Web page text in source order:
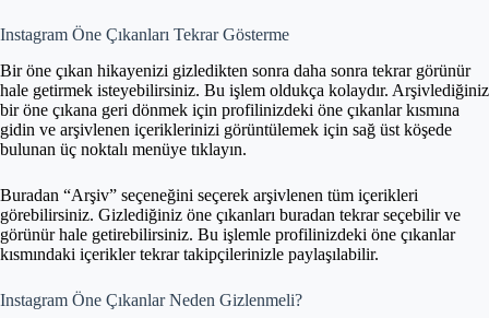
Instagram Öne Çıkanları Tekrar Gösterme
Bir öne çıkan hikayenizi gizledikten sonra daha sonra tekrar görünür
hale getirmek isteyebilirsiniz. Bu işlem oldukça kolaydır. Arşivlediğiniz
bir öne çıkana geri dönmek için profilinizdeki öne çıkanlar kısmına
gidin ve arşivlenen içeriklerinizi görüntülemek için sağ üst köşede
bulunan üç noktalı menüye tıklayın.
Buradan “Arşiv” seçeneğini seçerek arşivlenen tüm içerikleri
görebilirsiniz. Gizlediğiniz öne çıkanları buradan tekrar seçebilir ve
görünür hale getirebilirsiniz. Bu işlemle profilinizdeki öne çıkanlar
kısmındaki içerikler tekrar takipçilerinizle paylaşılabilir.
Instagram Öne Çıkanlar Neden Gizlenmeli?